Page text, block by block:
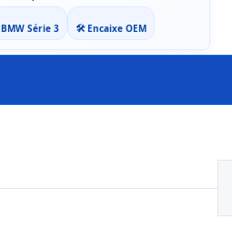
Série 3 🛠️ Encaixe OEM